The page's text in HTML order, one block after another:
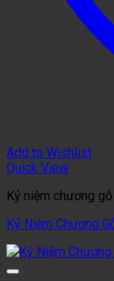
Add to Wishlist
Quick View
Kỷ niệm chương
Kỷ Niệm Chương